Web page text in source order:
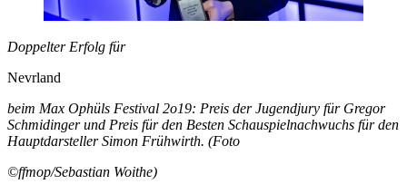
Doppelter Erfolg für
Nevrland
beim Max Ophüls Festival 2o19: Preis der Jugendjury für Gregor
Schmidinger und Preis für den Besten Schauspielnachwuchs für den
Hauptdarsteller Simon Frühwirth. (Foto
©ffmop/Sebastian Woithe)